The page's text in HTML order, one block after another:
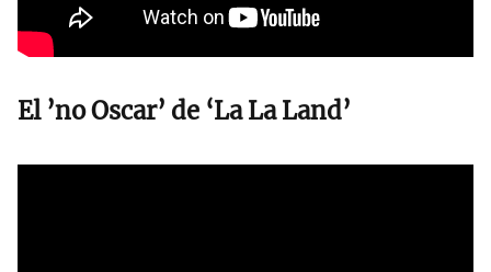
El ’no Oscar’ de ‘La La Land’